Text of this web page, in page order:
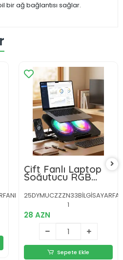
bir ağ bağlantısı sağlar.
Çift Fanlı Laptop
Soğutucu RGB
Işıklı Sessiz
Notebook Standı
1
28 AZN
Sepete Ekle